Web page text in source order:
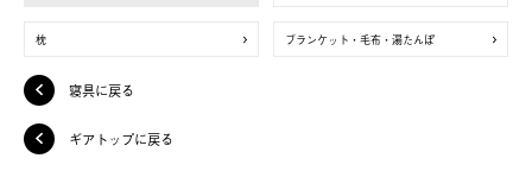
枕 ブランケット・毛布・湯たんぽ
寝具に戻る
ギアトップに戻る